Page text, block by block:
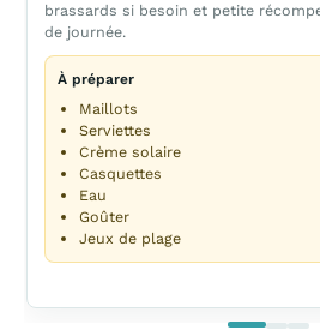
brassards si besoin et petite
de journée.
À préparer
Maillots
Serviettes
Crème solaire
Casquettes
Eau
Goûter
Jeux de plage